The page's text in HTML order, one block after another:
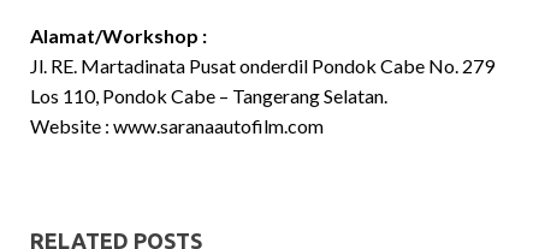
Alamat/Workshop :
Jl. RE. Martadinata Pusat onderdil Pondok Cabe No. 279
Los 110, Pondok Cabe – Tangerang Selatan.
Website : www.saranaautofilm.com
RELATED POSTS